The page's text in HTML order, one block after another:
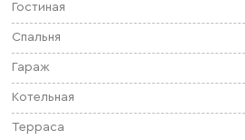
Гостиная
Спальня
Гараж
Котельная
Терраса